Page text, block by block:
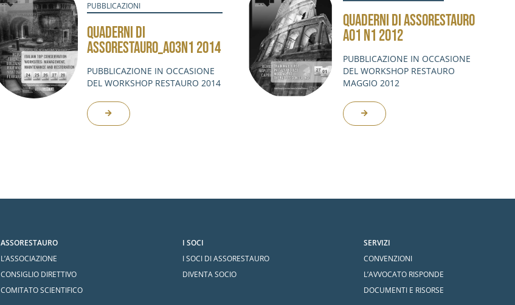
PUBBLICAZIONI
QUADERNI DI
ASSORESTAURO_A03N1 2014
PUBBLICAZIONE IN OCCASIONE
DEL WORKSHOP RESTAURO 2014
QUADERNI DI ASSORESTAURO
A01 N1 2012
PUBBLICAZIONE IN OCCASIONE
DEL WORKSHOP RESTAURO
MAGGIO 2012
ASSORESTAURO
L’ASSOCIAZIONE
CONSIGLIO DIRETTIVO
COMITATO SCIENTIFICO
I SOCI
I SOCI DI ASSORESTAURO
DIVENTA SOCIO
SERVIZI
CONVENZIONI
L’AVVOCATO RISPONDE
DOCUMENTI E RISORSE